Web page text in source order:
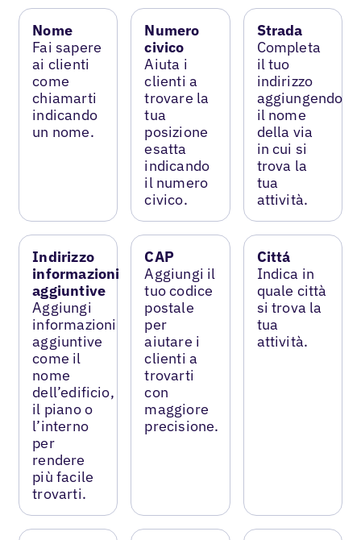
Nome
Fai sapere
ai clienti
come
chiamarti
indicando
un nome.
Numero
civico
Aiuta i
clienti a
trovare la
tua
posizione
esatta
indicando
il numero
civico.
Strada
Completa
il tuo
indirizzo
aggiungendo
il nome
della via
in cui si
trova la
tua
attività.
Indirizzo
informazioni
aggiuntive
Aggiungi
informazioni
aggiuntive
come il
nome
dell’edificio,
il piano o
l’interno
per
rendere
più facile
trovarti.
CAP
Aggiungi il
tuo codice
postale
per
aiutare i
clienti a
trovarti
con
maggiore
precisione.
Cittá
Indica in
quale città
si trova la
tua
attività.